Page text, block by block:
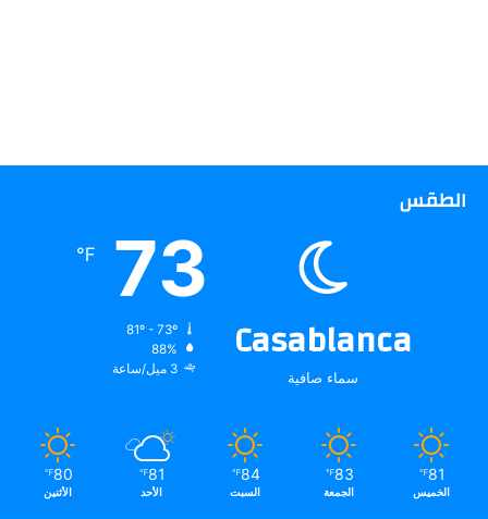
الطقس
Casablanca
سماء صافية
73
℉
88%
3 ميل/ساعة
81
℉
الخميس
83
℉
الجمعة
84
℉
السبت
81
℉
الأحد
80
℉
الأثنين